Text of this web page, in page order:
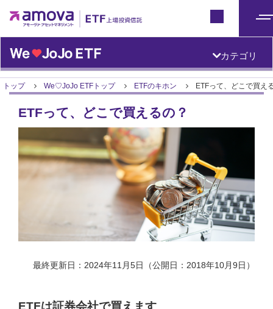
ETFトップ
ー
カテゴリ
トップ We♡JoJo ETFトップ ETFのキホン ETFって、どこで買え
ETFって、どこで買えるの？
最終更新日：2024年11月5日（公開日：2018年10月9日）
ETFは証券会社で買えます